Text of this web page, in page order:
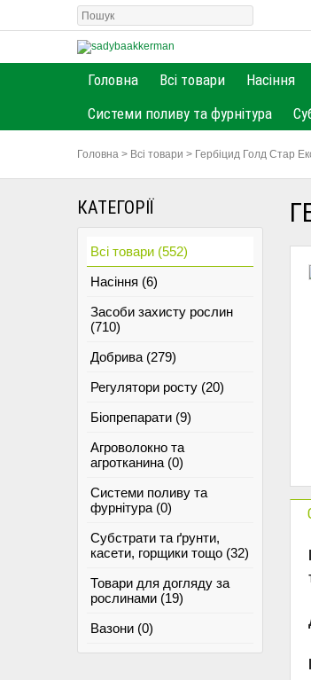
Головна Всі товари Насіння
Системи поливу та фурнітура
Головна > Всі товари > Гербіцид Голд Стар
КАТЕГОРІЇ
Всі товари (552)
Насіння (6)
Засоби захисту рослин
(710)
Добрива (279)
Регулятори росту (20)
Біопрепарати (9)
Агроволокно та
агротканина (0)
Системи поливу та
фурнітура (0)
Субстрати та ґрунти,
касети, горщики тощо (32)
Товари для догляду за
рослинами (19)
Вазони (0)